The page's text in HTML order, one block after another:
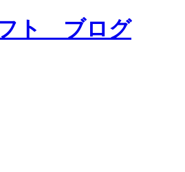
ト ブログ